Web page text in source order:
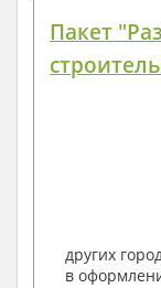
Пакет
других
в